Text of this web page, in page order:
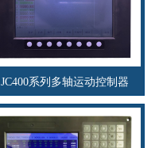
JC400系列多轴运动控制器